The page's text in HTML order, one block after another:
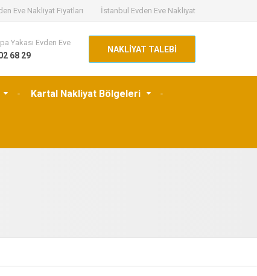
Eve Nakliyat Fiyatları İstanbul Evden Eve Nakliyat
Kartal Nakliyat Bölgeleri
Yakası Evden Eve
68 29
NAKLİYAT TALEBİ